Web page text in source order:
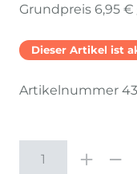
Grundpreis 6,95
Dieser Artikel ist
Artikelnummer